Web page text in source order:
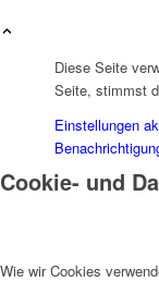
Diese Seite
Seite, stimmst
Einstellungen
Cookie- und
Wie wir Cookies